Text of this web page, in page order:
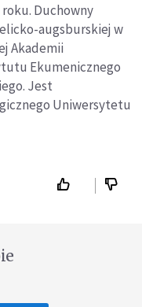
roku. Duchowny
augsburskiej w
Akademii
Ekumenicznego
Jest
Uniwersytetu